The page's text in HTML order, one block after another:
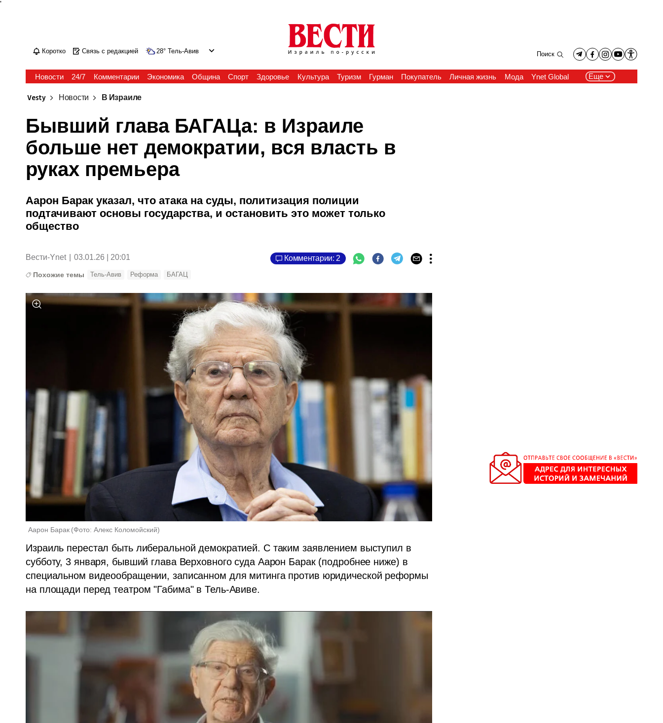
'
Коротко Связь с редакцией 28° Тель-Авив Поиск
Новости 24/7 Комментарии Экономика Община Спорт Здоровье Культура Туризм Гурман Покупатель Личная жизнь Мода Ynet Global Еще
Vesty Новости В Израиле
Бывший глава БАГАЦа: в Израиле
больше нет демократии, вся власть в
руках премьера
Аарон Барак указал, что атака на суды, политизация полиции
подтачивают основы государства, и остановить это может только
общество
Вести-Ynet 03.01.26 | 20:01 Комментарии: 2
Похожие темы Тель-Авив Реформа БАГАЦ
Аарон Барак (Фото: Алекс Коломойский)
Израиль перестал быть либеральной демократией. С таким заявлением выступил в
субботу, 3 января, бывший глава Верховного суда Аарон Барак (подробнее ниже) в
специальном видеообращении, записанном для митинга против юридической реформы
на площади перед театром "Габима" в Тель-Авиве.